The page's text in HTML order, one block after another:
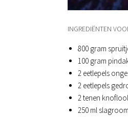
INGREDIËNTEN
800 gram
100 gram
2 eetlepels
2 eetlepels
2 tenen
250 ml slagroom